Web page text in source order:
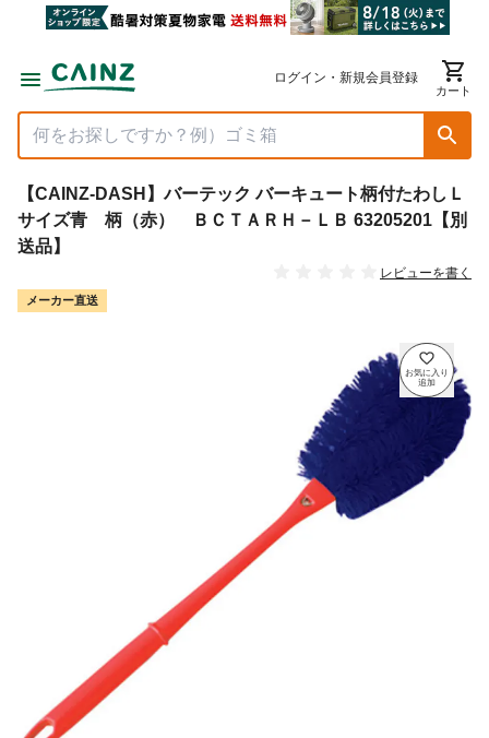
ログイン・新規会員登録
カート
【CAINZ-DASH】バーテック バーキュート柄付たわしＬ
サイズ青 柄（赤） ＢＣＴＡＲＨ－ＬＢ 63205201【別
送品】
レビューを書く
メーカー直送